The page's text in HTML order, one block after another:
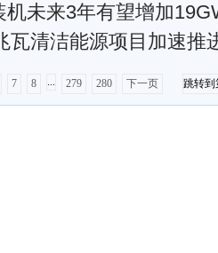
未来3年有望增加
瓦清洁能源项目加速推
7 8 ... 279 280 下一页 跳转到